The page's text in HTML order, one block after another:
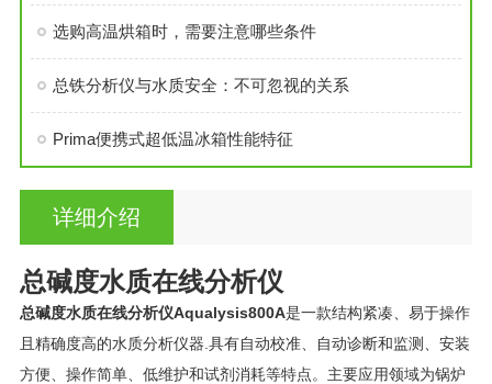
选购高温烘箱时，需要注意哪些条件
总铁分析仪与水质安全：不可忽视的关系
Prima便携式超低温冰箱性能特征
详细介绍
总碱度水质在线分析仪
总碱度水质在线分析仪Aqualysis800A是一款结构紧凑、易于操作
且精确度高的水质分析仪器.具有自动校准、自动诊断和监测、安装
方便、操作简单、低维护和试剂消耗等特点。主要应用领域为锅炉